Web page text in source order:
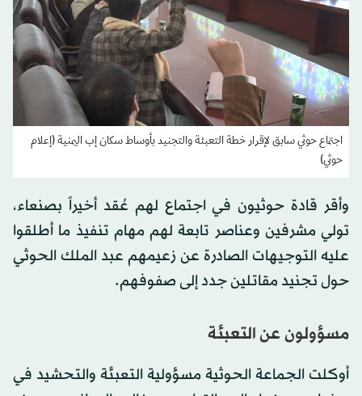
اجتماع حوثي سابق لإقرار خطة التعبئة والتجنيد بأوساط سكان إب اليمنية (إعلام
حوثي)
وأقر قادة حوثيون في اجتماع لهم عُقد أخيراً بصنعاء،
تولي مشرفين وعناصر تابعة لهم مهام تنفيذ ما أطلقوا
عليه التوجيهات الصادرة عن زعيمهم عبد الملك الحوثي
حول تجنيد مقاتلين جدد إلى صفوفهم.
مسؤولون عن التعبئة
أوكلت الجماعة الحوثية مسؤولية التعبئة والتحشيد في